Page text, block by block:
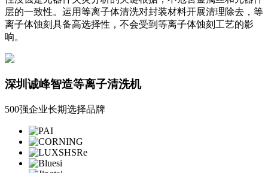
层的一致性。运用等离子体清洗对封装材料开展清理除去，等
离子体蚀刻具备高选择性，不会受到等离子体蚀刻工艺的影
响。
深圳诚峰智造等离子清洗机
500强企业长期选择品牌